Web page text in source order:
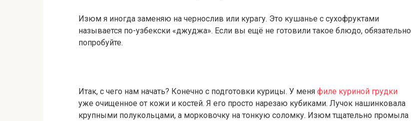
Изюм я иногда заменяю на чернослив или курагу. Это кушанье с сухофруктами
называется по-узбекски «джуджа». Если вы ещё не готовили такое блюдо, обязательно
попробуйте.
Итак, с чего нам начать? Конечно с подготовки курицы. У меня филе куриной грудки
уже очищенное от кожи и костей. Я его просто нарезаю кубиками. Лучок нашинковала
крупными полукольцами, а морковочку на тонкую соломку. Изюм тщательно промыла